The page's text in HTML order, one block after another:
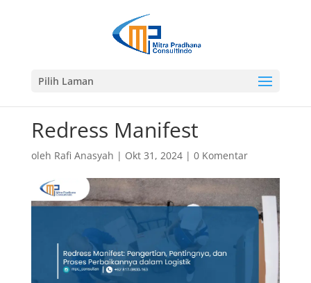
Pilih Laman
Redress Manifest
oleh Rafi Anasyah | Okt 31, 2024| 0 Komentar